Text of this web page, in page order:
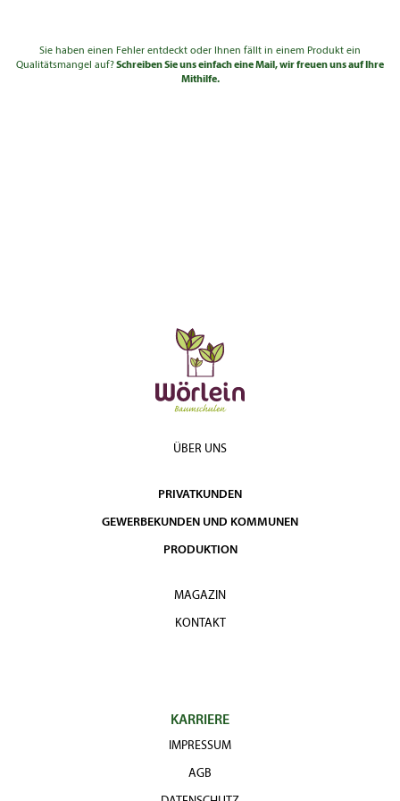
Hochstamm
3xv mDb
16 - 18
1.020,00
€
€
Sie haben einen Fehler entdeckt oder Ihnen fällt in einem Produkt ein
Qualitätsmangel auf?Schreiben Sie uns einfach eine Mail, wir freuen uns auf Ihre
Mithilfe.
ÜBER UNS
PRIVATKUNDEN
GEWERBEKUNDEN UND KOMMUNEN
PRODUKTION
MAGAZIN
KONTAKT
KARRIERE
IMPRESSUM
AGB